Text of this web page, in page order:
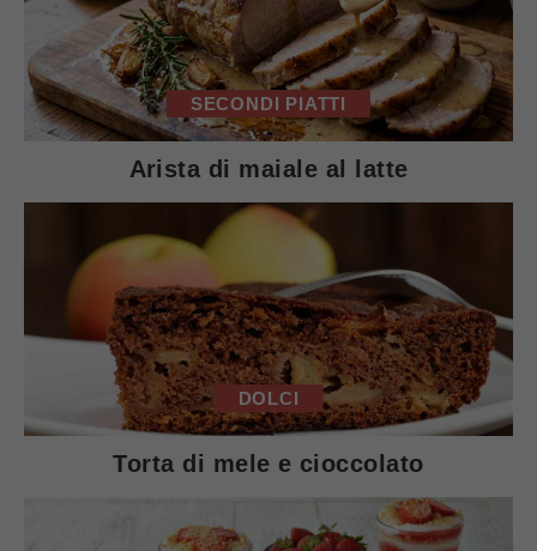
SECONDI PIATTI
Arista di maiale al latte
DOLCI
Torta di mele e cioccolato